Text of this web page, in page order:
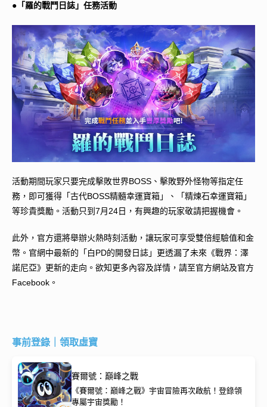
●「羅的戰鬥日誌」任務活動
活動期間玩家只要完成擊敗世界BOSS、擊敗野外怪物等指定任
務，即可獲得「古代BOSS精髓幸運寶箱」、「精煉石幸運寶箱」
等珍貴獎勵。活動只到7月24日，有興趣的玩家敬請把握機會。
此外，官方還將舉辦火熱時刻活動，讓玩家可享受雙倍經驗值和金
幣。官網中最新的「白PD的開發日誌」更透漏了未來《戰界：澤
諾尼亞》更新的走向。欲知更多內容及詳情，請至官方網站及官方
Facebook。
事前登錄｜領取虛寶
賽爾號：巔峰之戰
《賽爾號：巔峰之戰》宇宙冒險再次啟航！登錄領
專屬宇宙獎勵！